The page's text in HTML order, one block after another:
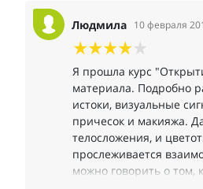
Людмила 10 февраля
Я прошла курс
материала. Подробно
истоки, визуальные
причесок и макияжа.
телосложения, и
прослеживается
можно говорить о том,